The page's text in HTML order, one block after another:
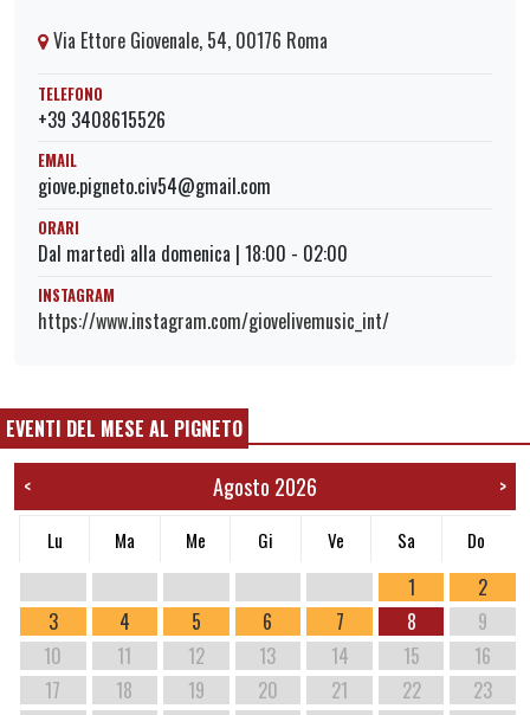
Via Ettore Giovenale, 54, 00176 Roma
TELEFONO
+39 3408615526
EMAIL
giove.pigneto.civ54@gmail.com
ORARI
Dal martedì alla domenica | 18:00 - 02:00
INSTAGRAM
https://www.instagram.com/giovelivemusic_int/
EVENTI DEL MESE AL PIGNETO
< Agosto 2026 >
Lu Ma Me Gi Ve Sa Do
1
2
3
4 5 6 7 8
9
10
11 12 13 14 15
16
17
18 19 20 21 22
23